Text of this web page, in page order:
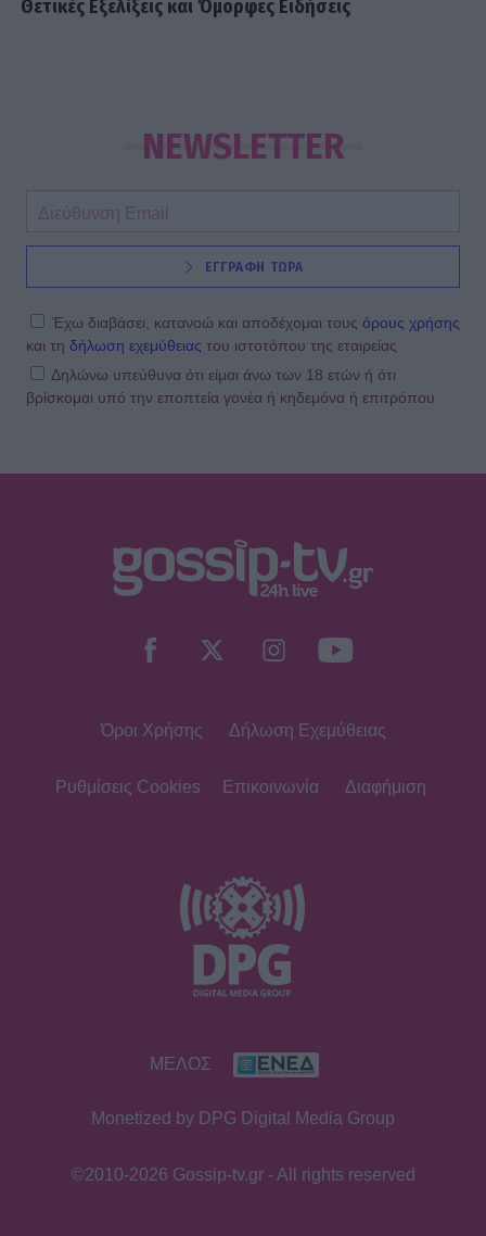
Θετικές Εξελίξεις και Όμορφες Ειδήσεις
NEWSLETTER
ΕΓΓΡΑΦΗ ΤΩΡΑ
Έχω διαβάσει, κατανοώ και αποδέχομαι τους όρους χρήσης
και τη δήλωση εχεμύθειας του ιστοτόπου της εταιρείας
Δηλώνω υπεύθυνα ότι είμαι άνω των 18 ετών ή ότι
βρίσκομαι υπό την εποπτεία γονέα ή κηδεμόνα ή επιτρόπου
Όροι Χρήσης Δήλωση Εχεμύθειας
Ρυθμίσεις Cookies Επικοινωνία Διαφήμιση
ΜΕΛΟΣ
Monetized by DPG Digital Media Group
©2010-2026 Gossip-tv.gr - All rights reserved